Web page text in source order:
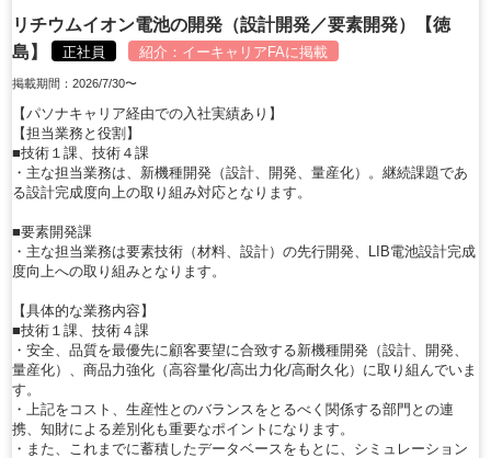
リチウムイオン電池の開発（設計開発／要素開発）【徳
島】
正社員 紹介： イーキャリアFAに掲載
掲載期間：2026/7/30〜
【パソナキャリア経由での入社実績あり】
【担当業務と役割】
■技術１課、技術４課
・主な担当業務は、新機種開発（設計、開発、量産化）。継続課題であ
る設計完成度向上の取り組み対応となります。
■要素開発課
・主な担当業務は要素技術（材料、設計）の先行開発、LIB電池設計完成
度向上への取り組みとなります。
【具体的な業務内容】
■技術１課、技術４課
・安全、品質を最優先に顧客要望に合致する新機種開発（設計、開発、
量産化）、商品力強化（高容量化/高出力化/高耐久化）に取り組んでいま
す。
・上記をコスト、生産性とのバランスをとるべく関係する部門との連
携、知財による差別化も重要なポイントになります。
・また、これまでに蓄積したデータベースをもとに、シミュレーション